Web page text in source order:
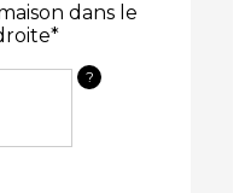
dans le
?